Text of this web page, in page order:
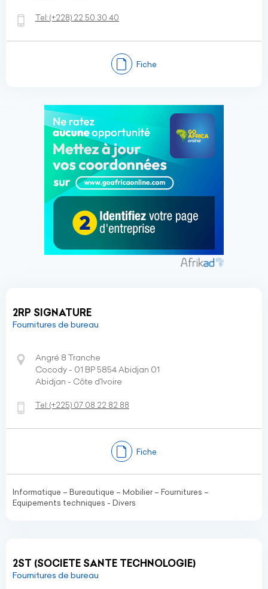
Tel:(+228) 22 50 30 40
Fiche
2RP SIGNATURE
Fournitures de bureau
Angré 8 Tranche
Cocody - 01 BP 5854 Abidjan 01
Abidjan - Côte d’Ivoire
Tel:(+225) 07 08 22 82 88
Fiche
Informatique – Bureautique – Mobilier – Fournitures –
Equipements techniques - Divers
2ST (SOCIETE SANTE TECHNOLOGIE)
Fournitures de bureau